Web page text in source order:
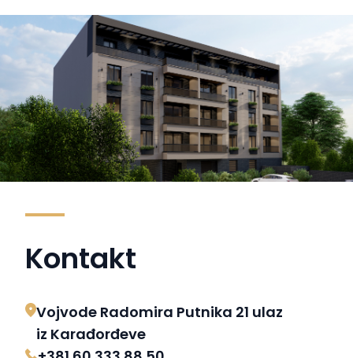
Kontakt
Vojvode Radomira Putnika 21 ulaz
iz Karađorđeve